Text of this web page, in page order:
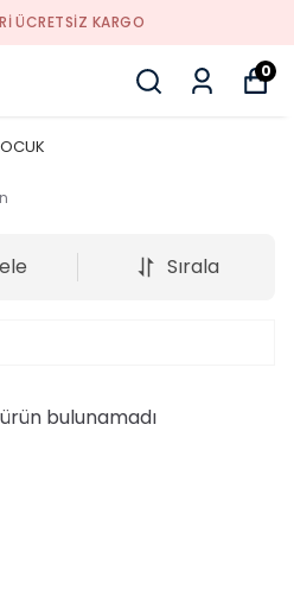
ÜCRETSIZ KARGO
0
Sırala
ürün bulunamadı